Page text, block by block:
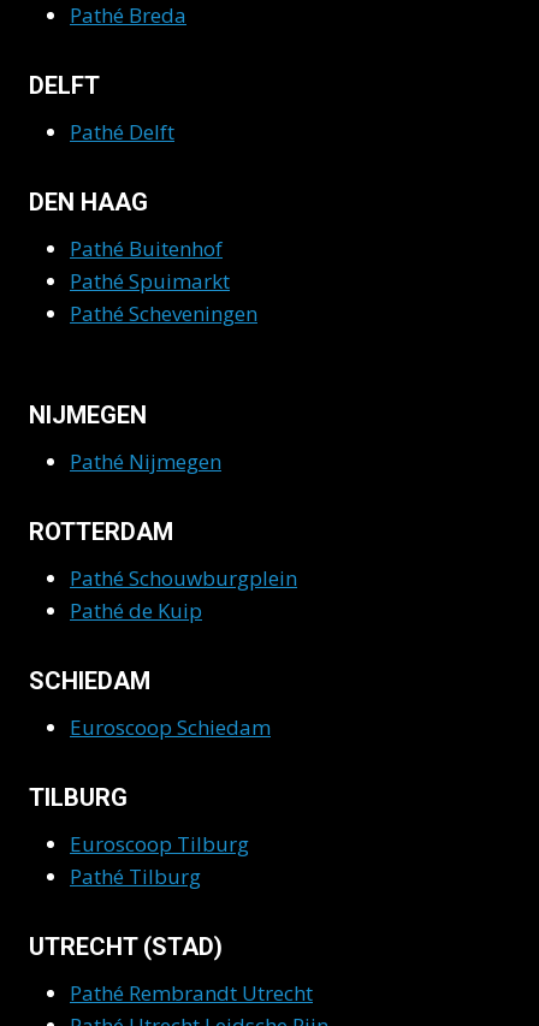
Pathé Breda
DELFT
Pathé Delft
DEN HAAG
Pathé Buitenhof
Pathé Spuimarkt
Pathé Scheveningen
NIJMEGEN
Pathé Nijmegen
ROTTERDAM
Pathé Schouwburgplein
Pathé de Kuip
SCHIEDAM
Euroscoop Schiedam
TILBURG
Euroscoop Tilburg
Pathé Tilburg
UTRECHT (STAD)
Pathé Rembrandt Utrecht